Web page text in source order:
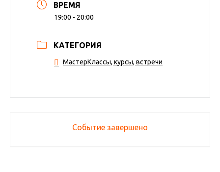
ВРЕМЯ
19:00 - 20:00
КАТЕГОРИЯ
МастерКлассы, курсы, встречи
Событие завершено